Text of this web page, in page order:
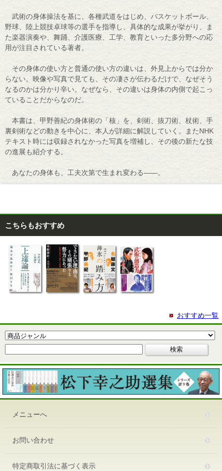
武術の身体操法を基に、各種武道をはじめ、バスケットボール、
野球、陸上競技卓球等の選手を指導し、具体的な成果が挙がり、ま
た楽器演奏や、舞踊、介護医療、工学、教育といった多分野への応
用が注目されている著者。
その身体の使い方と普通の使い方の違いは、外見上からでは分か
らない。映像や写真で見ても、その凄さが伝わるだけで、なぜそう
なるのかは分かり辛い。なぜなら、その違いは身体の内側で起こっ
ていることだからなのだ。
本書は、甲野善紀の身体術の「核」を、剣術、抜刀術、杖術、手
裏剣術などの動きを中心に、本人が詳細に解説していく。またNHK
テキスト時には収録されなかった写真を増補し、その後の新たな技
の進展も紹介する。
あなたの身体も、工夫次第で生まれ変わる――。
こちらもおすすめ
おすすめ一覧
メニューへ
お問い合わせ
特定商取引法に基づく表示